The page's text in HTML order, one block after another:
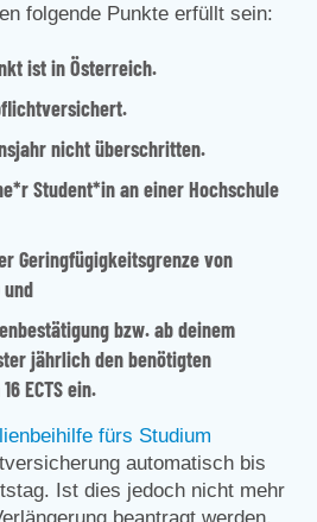
folgende Punkte erfüllt sein:
ist in Österreich.
nicht überschritten.
Student*in an einer Hochschule
Geringfügigkeitsgrenze von
und
bzw. ab deinem
jährlich den benötigten
ECTS ein.
fürs Studium
automatisch bis
Ist dies jedoch nicht mehr